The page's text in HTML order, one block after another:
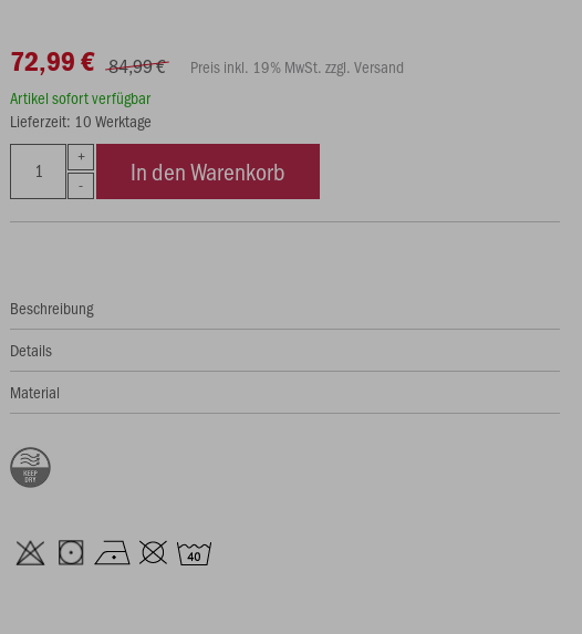
72,99 € 84,99 €
Preis inkl. 19% MwSt. zzgl. Versand
Artikel sofort verfügbar
Lieferzeit: 10 Werktage
In den Warenkorb
Beschreibung
Details
Material